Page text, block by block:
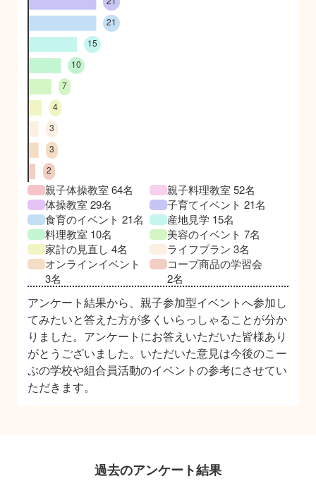
親子体操教室 64名
親子料理教室 52名
体操教室 29名
子育てイベント 21名
食育のイベント 21名
産地見学 15名
料理教室 10名
美容のイベント 7名
家計の見直し 4名
ライフプラン 3名
オンラインイベント
3名
コープ商品の学習会
2名
アンケート結果から、親子参加型イベントへ参加し
てみたいと答えた方が多くいらっしゃることが分か
りました。アンケートにお答えいただいた皆様あり
がとうございました。いただいた意見は今後のこー
ぷの学校や組合員活動のイベントの参考にさせてい
ただきます。
過去のアンケート結果